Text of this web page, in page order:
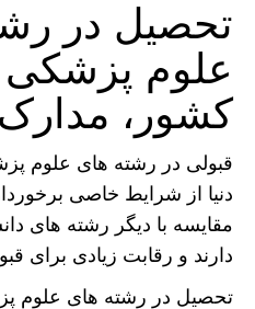
تحصیل در
علوم پزشکی
کشور، مدارک
قبولی در رشته های علوم
دنیا از شرایط خاصی
مقایسه با دیگر رشته های
دارند و رقابت زیادی برای
تحصیل در رشته های علوم